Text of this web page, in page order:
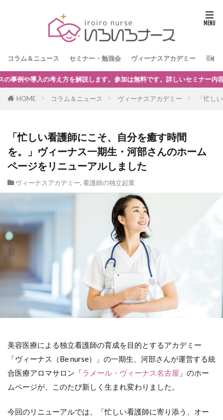
コラム＆ニュース セミナー・勉強会 ヴィーナスアカデミー 看護
いセミナー内容はこちらからどうぞ。
HOME コラム＆ニュース ヴィーナスアカデミー 「忙し
「忙しい看護師にこそ、自分を癒す時間
を。」ヴィーナス一期生・河部さんのホーム
ページをリニューアルしました
ヴィーナスアカデミー, 看護師の独立起業
美容医療による独立看護師の育成を目的とするアカデミー
「ヴィーナス（Be nurse）」の一期生、河部さんが運営する統
合医療アロマサロン「ラメール・ヴィーナス名古屋 」のホー
ムページが、このたび新しく生まれ変わりました。
今回のリニューアルでは、「忙しい看護師に寄り添う、オー